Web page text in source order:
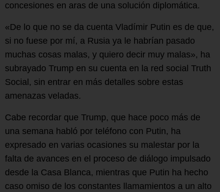
concesiones en aras de una solución diplomática.
«De lo que no se da cuenta Vladímir Putin es de que,
si no fuese por mí, a Rusia ya le habrían pasado
muchas cosas malas, y quiero decir muy malas», ha
subrayado Trump en su cuenta en la red social Truth
Social, sin entrar en más detalles sobre estas
amenazas veladas.
Cabe recordar que Trump, que hace poco más de
una semana habló por teléfono con Putin, ha
expresado en varias ocasiones su malestar por la
falta de avances en el proceso de diálogo impulsado
desde la Casa Blanca, mientras que Putin ha hecho
caso omiso de los constantes llamamientos a un alto